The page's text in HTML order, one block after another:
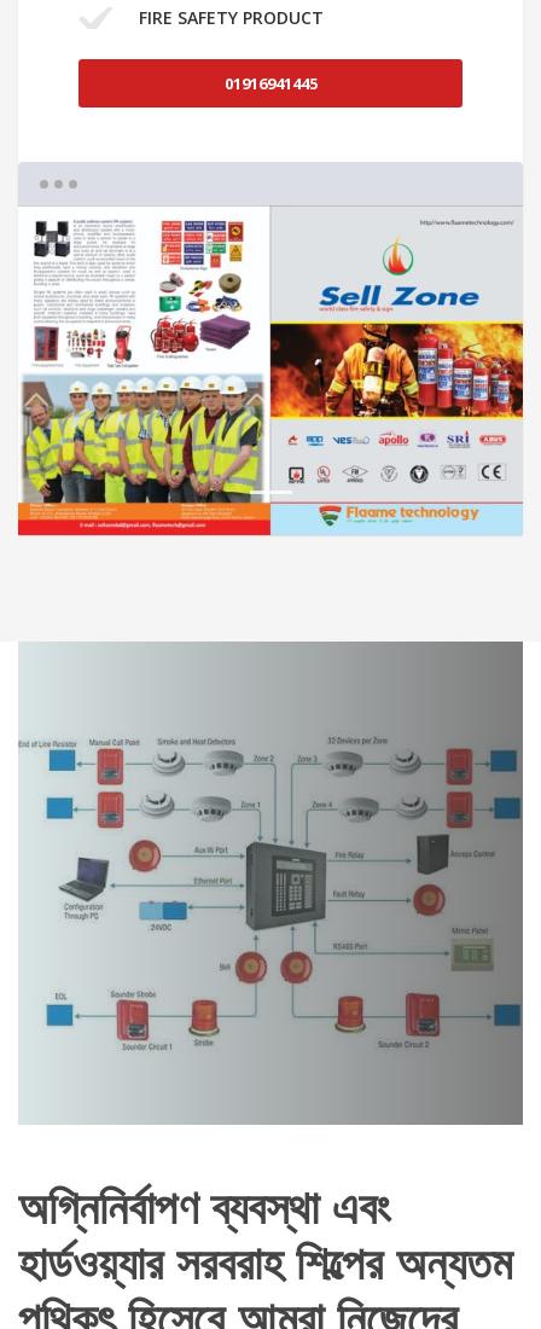
FIRE SAFETY PRODUCT
01916941445
1
অগ্নিনির্বাপণ ব্যবস্থা এবং
হার্ডওয়্যার সরবরাহ শিল্পের অন্যতম